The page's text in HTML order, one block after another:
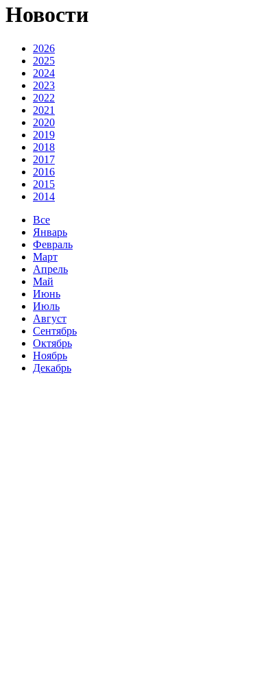
Новости
2026
2025
2024
2023
2022
2021
2020
2019
2018
2017
2016
2015
2014
Все
Январь
Февраль
Март
Апрель
Май
Июнь
Июль
Август
Сентябрь
Октябрь
Ноябрь
Декабрь